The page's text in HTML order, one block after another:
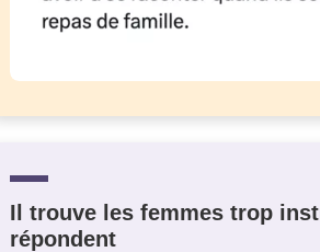
Il trouve les femmes trop
répondent